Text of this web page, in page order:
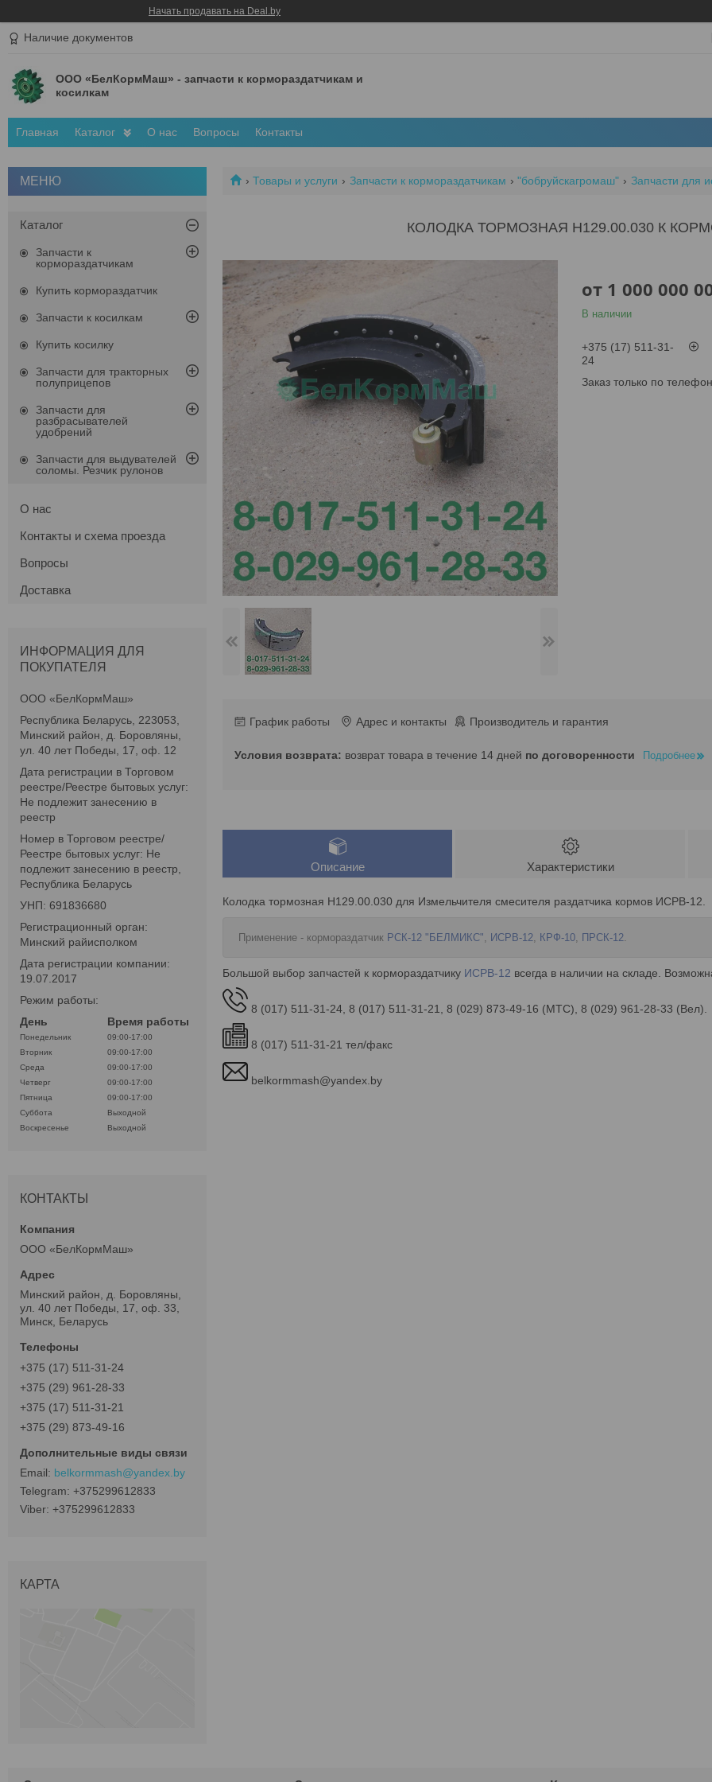
Начать продавать на Deal.by
Наличие документов
ООО «БелКормМаш» - запчасти к кормораздатчикам и
косилкам
Главная Каталог О нас Вопросы Контакты
Товары и услуги Запчасти к кормораздатчикам "бобруйскагромаш" Запчасти для
КОЛОДКА ТОРМОЗНАЯ Н129.00.030 К
от 1 000 000
В наличии
+375 (17) 511-31-
24
Заказ только по
График работы Адрес и контакты Производитель и гарантия
возврат товара в течение 14 дней по договоренности Подробнее
Описание Характеристики
Колодка тормозная Н129.00.030 для Измельчителя смесителя раздатчика кормов ИСРВ-12.
Применение - кормораздатчик РСК-12 "БЕЛМИКС" ИСРВ-12 КРФ-10 ПРСК-12
Большой выбор запчастей к кормораздатчику ИСРВ-12 всегда в наличии на складе.
8 (017) 511-31-24, 8 (017) 511-31-21, 8 (029) 873-49-16 (МТС), 8 (029) 961-28-33 (Вел).
8 (017) 511-31-21 тел/факс
belkormmash@yandex.by
Каталог
Запчасти к
кормораздатчикам
Купить кормораздатчик
Запчасти к косилкам
Купить косилку
Запчасти для тракторных
полуприцепов
Запчасти для
разбрасывателей
удобрений
Запчасти для выдувателей
соломы. Резчик рулонов
О нас
Контакты и схема проезда
Вопросы
Доставка
ИНФОРМАЦИЯ ДЛЯ
ПОКУПАТЕЛЯ
ООО «БелКормМаш»
Республика Беларусь, 223053,
Минский район, д. Боровляны,
ул. 40 лет Победы, 17, оф. 12
Дата регистрации в Торговом
реестре/Реестре бытовых услуг:
Не подлежит занесению в
реестр
Номер в Торговом реестре/
Реестре бытовых услуг: Не
подлежит занесению в реестр,
Республика Беларусь
УНП: 691836680
Регистрационный орган:
Минский райисполком
Дата регистрации компании:
19.07.2017
Режим работы:
День
Время работы
Понедельник
09:00-17:00
Вторник
09:00-17:00
Среда
09:00-17:00
Четверг
09:00-17:00
Пятница
09:00-17:00
Суббота
Выходной
Воскресенье
Выходной
КОНТАКТЫ
ООО «БелКормМаш»
Минский район, д. Боровляны,
ул. 40 лет Победы, 17, оф. 33,
Минск, Беларусь
+375 (17) 511-31-24
+375 (29) 961-28-33
+375 (17) 511-31-21
+375 (29) 873-49-16
belkormmash@yandex.by
+375299612833
+375299612833
КАРТА